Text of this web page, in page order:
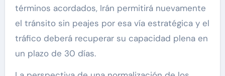
términos acordados, Irán permitirá nuevamente
el tránsito sin peajes por esa vía estratégica y el
tráfico deberá recuperar su capacidad plena en
un plazo de 30 días.